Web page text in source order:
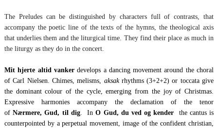
The Preludes can be distinguished by characters full of contrasts, that
accompany the poetic line of the texts of the hymns, the theological axis
that underlies them and the liturgical time. They find their place as much in
the liturgy as they do in the concert.
Mit hjerte altid vankerdevelops a dancing movement around the choral
of Carl Nielsen. Chimes, melisms, aksakrhythms (3+2+2) or toccata give
the dominant colour of the cycle, emerging from the joy of Christmas.
Expressive harmonies accompany the declamation of the tenor
ofNærmere, Gud, til dig. InO Gud, du ved og kender
the cantus is
counterpointed by a perpetual movement, image of the confident christian,